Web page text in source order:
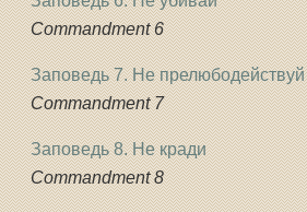
Commandment 6
Заповедь 7. Не прелюбодействуй
Commandment 7
Заповедь 8. Не кради
Commandment 8